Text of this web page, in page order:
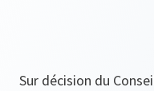
Sur décision du